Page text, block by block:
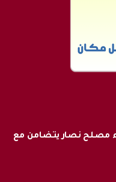
مصلح نصار يتضامن مع